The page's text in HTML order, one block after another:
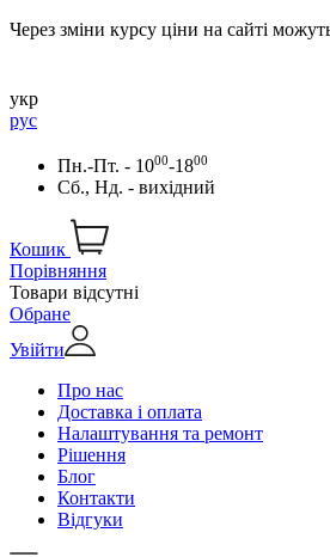
Через зміни курсу ціни на сайті
укр
рус
Пн.-Пт. - 1000-1800
Сб., Нд. - вихідний
Кошик
Порівняння
Товари відсутні
Обране
Увійти
Про нас
Доставка і оплата
Налаштування та ремонт
Рішення
Блог
Контакти
Відгуки